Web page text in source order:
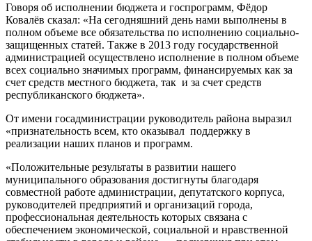
Говоря об исполнении бюджета и госпрограмм, Фёдор
Ковалёв сказал: «На сегодняшний день нами выполнены в
полном объеме все обязательства по исполнению социально-
защищенных статей. Также в 2013 году государственной
администрацией осуществлено исполнение в полном объеме
всех социально значимых программ, финансируемых как за
счет средств местного бюджета, так и за счет средств
республиканского бюджета».
От имени госадминистрации руководитель района выразил
«признательность всем, кто оказывал поддержку в
реализации наших планов и программ.
«Положительные результаты в развитии нашего
муниципального образования достигнуты благодаря
совместной работе администрации, депутатского корпуса,
руководителей предприятий и организаций города,
профессиональная деятельность которых связана с
обеспечением экономической, социальной и нравственной